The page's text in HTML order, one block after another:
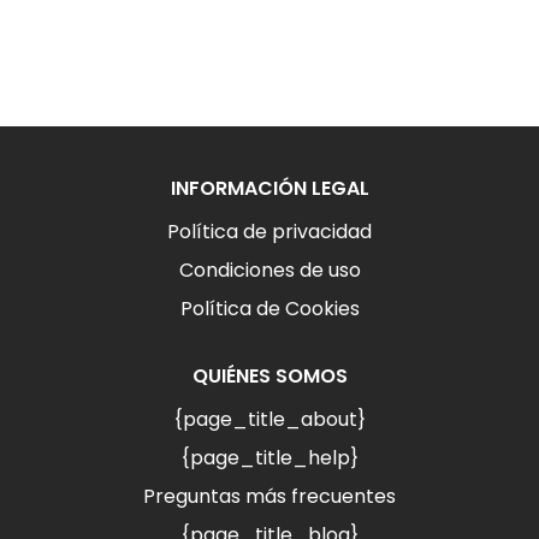
INFORMACIÓN LEGAL
Política de privacidad
Condiciones de uso
Política de Cookies
QUIÉNES SOMOS
{page_title_about}
{page_title_help}
Preguntas más frecuentes